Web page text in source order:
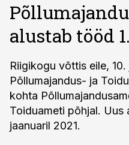
alustab tööd
Riigikogu võttis eile,
Põllumajandus- ja
kohta
Toiduameti põhjal. Uus
jaanuaril 2021.